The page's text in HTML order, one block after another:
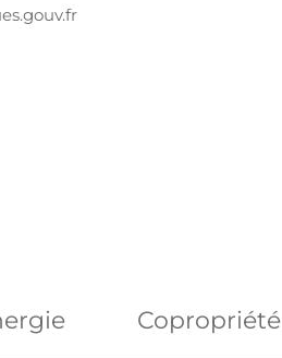
Copropriété